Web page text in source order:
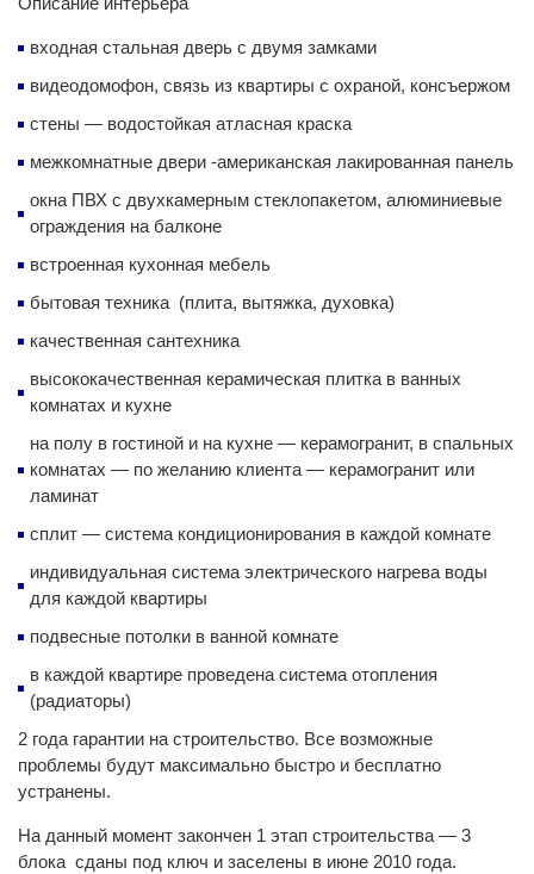
входная стальная дверь с двумя замками
видеодомофон, связь из квартиры с охраной, консъержом
стены — водостойкая атласная краска
межкомнатные двери -американская лакированная панель
окна ПВХ с двухкамерным стеклопакетом, алюминиевые
ограждения на балконе
встроенная кухонная мебель
бытовая техника (плита, вытяжка, духовка)
качественная сантехника
высококачественная керамическая плитка в ванных
комнатах и кухне
на полу в гостиной и на кухне — керамогранит, в спальных
комнатах — по желанию клиента — керамогранит или
ламинат
сплит — система кондиционирования в каждой комнате
индивидуальная система электрического нагрева воды
для каждой квартиры
подвесные потолки в ванной комнате
в каждой квартире проведена система отопления
(радиаторы)
2 года гарантии на строительство. Все возможные
проблемы будут максимально быстро и бесплатно
устранены.
На данный момент закончен 1 этап строительства — 3
блока сданы под ключ и заселены в июне 2010 года.